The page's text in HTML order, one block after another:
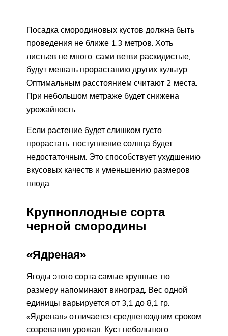
Посадка смородиновых кустов должна быть
проведения не ближе 1.3 метров. Хоть
листьев не много, сами ветви раскидистые,
будут мешать прорастанию других культур.
Оптимальным расстоянием считают 2 места.
При небольшом метраже будет снижена
урожайность.
Если растение будет слишком густо
прорастать, поступление солнца будет
недостаточным. Это способствует ухудшению
вкусовых качеств и уменьшению размеров
плода.
Крупноплодные сорта
черной смородины
«Ядреная»
Ягоды этого сорта самые крупные, по
размеру напоминают виноград. Вес одной
единицы варьируется от 3,1 до 8,1 гр.
«Ядреная» отличается среднепоздним сроком
созревания урожая. Куст небольшого